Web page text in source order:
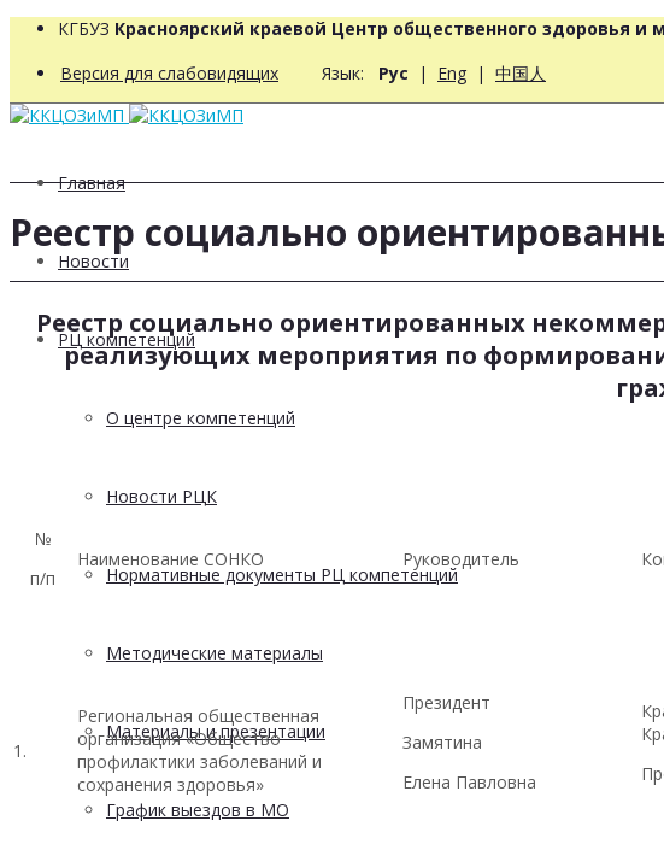
КГБУЗ Красноярский краевой Центр общественного здоровья
Версия для слабовидящих Язык: Рус | Eng | 中国人
Главная
Новости
РЦ компетенций
О центре компетенций
Новости РЦК
Нормативные документы РЦ компетенций
Методические материалы
Материалы и презентации
График выездов в МО
Реестр социально
Реестр социально ориентированных
реализующих мероприятия по
№
п/п
Наименование СОНКО Руководитель
1.
Региональная общественная
организация «Общество
профилактики заболеваний и
сохранения здоровья»
Президент
Замятина
Елена Павловна